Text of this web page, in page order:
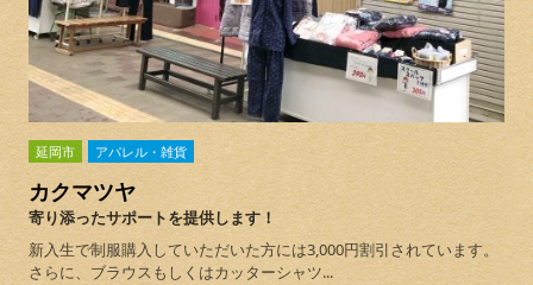
延岡市 アパレル・雑貨
カクマツヤ
寄り添ったサポートを提供します！
新入生で制服購入していただいた方には3,000円割引されています。
さらに、ブラウスもしくはカッターシャツ...